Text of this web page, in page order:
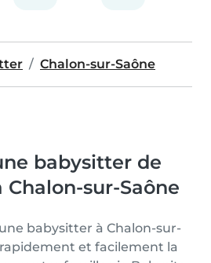
Chalon-sur-Saône
babysitter de
sur-Saône
babysitter à Chalon-sur-
rapidement et facilement la